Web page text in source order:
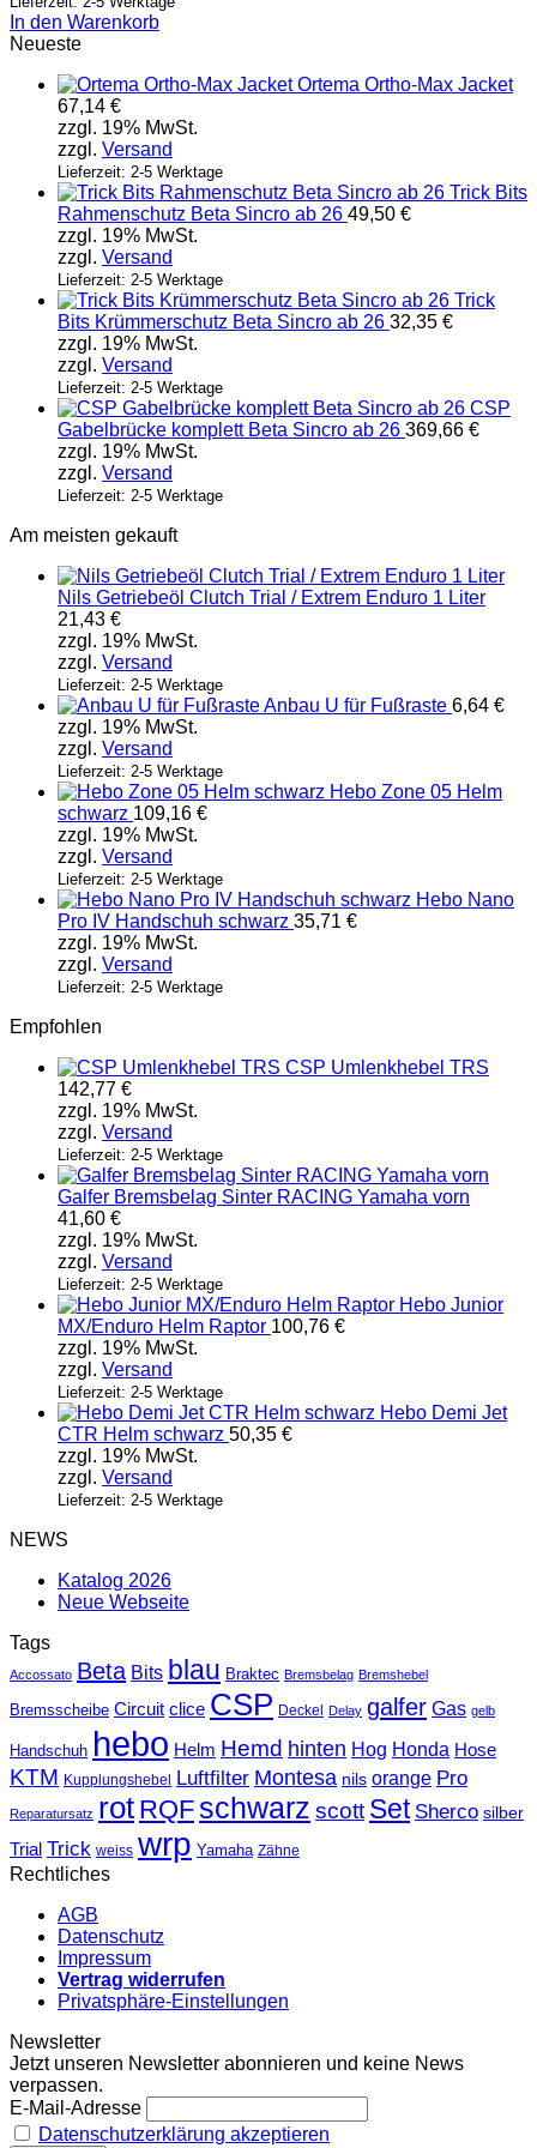
In den Warenkorb
Neueste
Ortema Ortho-Max Jacket
67,14 €
zzgl. 19% MwSt.
zzgl. Versand
Lieferzeit: 2-5 Werktage
Trick Bits
Rahmenschutz Beta Sincro ab 26 49,50 €
zzgl. 19% MwSt.
zzgl. Versand
Lieferzeit: 2-5 Werktage
Trick
Bits Krümmerschutz Beta Sincro ab 26 32,35 €
zzgl. 19% MwSt.
zzgl. Versand
Lieferzeit: 2-5 Werktage
CSP
Gabelbrücke komplett Beta Sincro ab 26 369,66 €
zzgl. 19% MwSt.
zzgl. Versand
Lieferzeit: 2-5 Werktage
Am meisten gekauft
Nils Getriebeöl Clutch Trial / Extrem Enduro 1 Liter
21,43 €
zzgl. 19% MwSt.
zzgl. Versand
Lieferzeit: 2-5 Werktage
Anbau U für Fußraste 6,64 €
zzgl. 19% MwSt.
zzgl. Versand
Lieferzeit: 2-5 Werktage
Hebo Zone 05 Helm
schwarz 109,16 €
zzgl. 19% MwSt.
zzgl. Versand
Lieferzeit: 2-5 Werktage
Hebo Nano
Pro IV Handschuh schwarz 35,71 €
zzgl. 19% MwSt.
zzgl. Versand
Lieferzeit: 2-5 Werktage
Empfohlen
CSP Umlenkhebel TRS
142,77 €
zzgl. 19% MwSt.
zzgl. Versand
Lieferzeit: 2-5 Werktage
Galfer Bremsbelag Sinter RACING Yamaha vorn
41,60 €
zzgl. 19% MwSt.
zzgl. Versand
Lieferzeit: 2-5 Werktage
Hebo Junior
MX/Enduro Helm Raptor 100,76 €
zzgl. 19% MwSt.
zzgl. Versand
Lieferzeit: 2-5 Werktage
Hebo Demi Jet
CTR Helm schwarz 50,35 €
zzgl. 19% MwSt.
zzgl. Versand
Lieferzeit: 2-5 Werktage
NEWS
Katalog 2026
Neue Webseite
Tags
Accossato Beta Bits blau Braktec Bremsbelag Bremshebel
Bremsscheibe Circuit clice CSP Deckel Delay galfer Gas gelb
Handschuh hebo Helm Hemd hinten Hog Honda Hose
KTM Kupplungshebel Luftfilter Montesa nils orange Pro
Reparatursatz rot RQF schwarz scott Set Sherco silber
Trial Trick weiss wrp Yamaha Zähne
Rechtliches
AGB
Datenschutz
Impressum
Vertrag widerrufen
Privatsphäre-Einstellungen
Newsletter
Jetzt unseren Newsletter abonnieren und keine News
verpassen.
E-Mail-Adresse
Datenschutzerklärung akzeptieren